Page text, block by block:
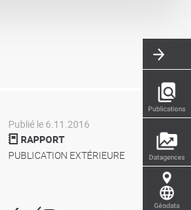
Publié le 6.11.2016
RAPPORT
PUBLICATION EXTÉRIEURE